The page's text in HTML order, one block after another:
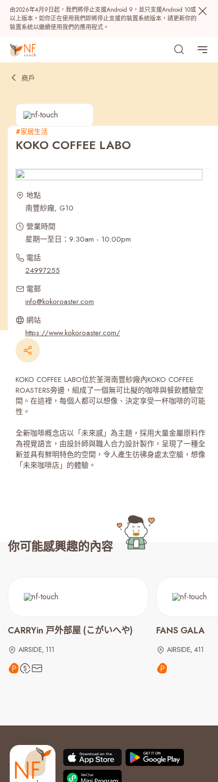
由2026年4月9日起，我們將停止支援Android 9，並只支援Android 10或
以上版本。如你正在使用我們即將停止支援的裝置系統版本，請更新你的
裝置系統以繼續使用我們的應用程式。
熱門
NF 種籽
最近搜尋紀錄
商戶
#家居生活
KOKO COFFEE LABO
地點
南豐紗廠, G10
營業時間
星期一至日：9:30am - 10:00pm
電話
24997255
電郵
info@kokoroaster.com
網站
https://www.kokoroaster.com/
KOKO COFFEE LABO位於荃灣南豐紗廠內KOKO COFFEE
ROASTERS旁邊，組成了一個無可比擬的咖啡與餐飲體驗空
間。在這裡，每個人都可以想像、決定享受一杯咖啡的可能
性。
全新咖啡概念店以「未來感」為主題，採用大量金屬原料作
為視覺語言，由設計師與職人合力設計製作，呈現了一種全
新並具有鮮明特色的空間，令人產生彷彿身處太空艙，想像
「未來咖啡店」的體驗。
你可能感興趣的內容
CARRYin 戸外部屋 (こがいへや)
AIRSIDE, 111
FANS GALA
AIRSIDE, 411